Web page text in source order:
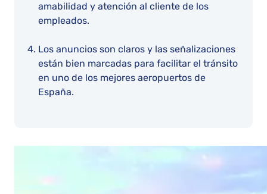
amabilidad y atención al cliente de los
empleados.
Los anuncios son claros y las señalizaciones
están bien marcadas para facilitar el tránsito
en uno de los mejores aeropuertos de
España.